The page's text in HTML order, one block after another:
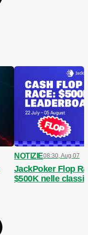
NOTIZIE08:30, Aug 07
JackPoker Flop
$500K nelle